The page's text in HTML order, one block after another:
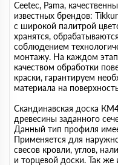
Сeeteс, Pama,
известных брендов:
с широкой палитрой
хранятся,
соблюдением
монтажу. На каждом
качеством обработки
краски, гарантируем
материала на
Скандинавская доска
древесины заданного
Данный тип профиля
Применяется для
свесов кровли, углов,
и торцевой доски. Так же